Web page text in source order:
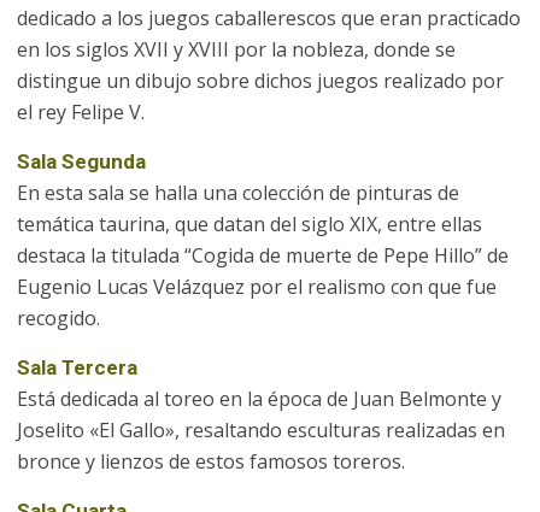
dedicado a los juegos caballerescos que eran practicado
en los siglos XVII y XVIII por la nobleza, donde se
distingue un dibujo sobre dichos juegos realizado por
el rey Felipe V.
Sala Segunda
En esta sala se halla una colección de pinturas de
temática taurina, que datan del siglo XIX, entre ellas
destaca la titulada “Cogida de muerte de Pepe Hillo” de
Eugenio Lucas Velázquez por el realismo con que fue
recogido.
Sala Tercera
Está dedicada al toreo en la época de Juan Belmonte y
Joselito «El Gallo», resaltando esculturas realizadas en
bronce y lienzos de estos famosos toreros.